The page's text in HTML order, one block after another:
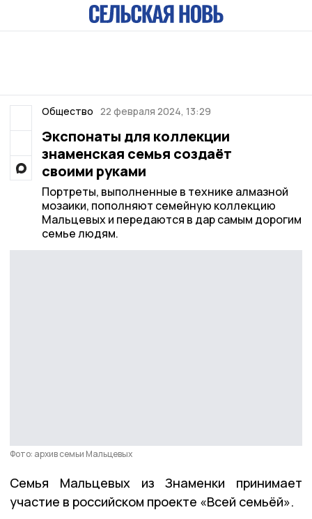
Общество 22 февраля 2024, 13:29
Экспонаты для коллекции
знаменская семья создаёт
своими руками
Портреты, выполненные в технике алмазной
мозаики, пополняют семейную коллекцию
Мальцевых и передаются в дар самым дорогим
семье людям.
Фото: архив семьи Мальцевых
Семья Мальцевых из Знаменки принимает
участие в российском проекте «Всей семьёй».